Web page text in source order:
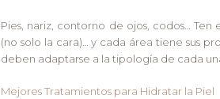
Pies, nariz, contorno de ojos, codos…
(no solo la cara)… y cada área tiene sus
deben adaptarse a la tipología de cada
Mejores Tratamientos para Hidratar la Piel